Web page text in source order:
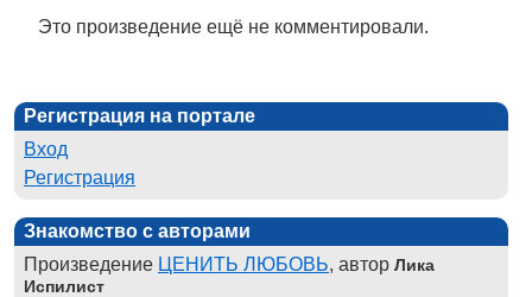
Это произведение ещё не комментировали.
Регистрация на портале
Вход
Регистрация
Знакомство с авторами
Произведение ЦЕНИТЬ ЛЮБОВЬ, автор Лика
Испилист